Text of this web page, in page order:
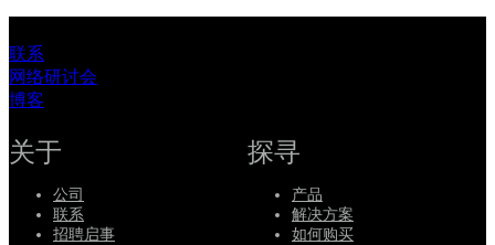
联系
网络研讨会
博客
关于
公司
联系
招聘启事
探寻
产品
解决方案
如何购买